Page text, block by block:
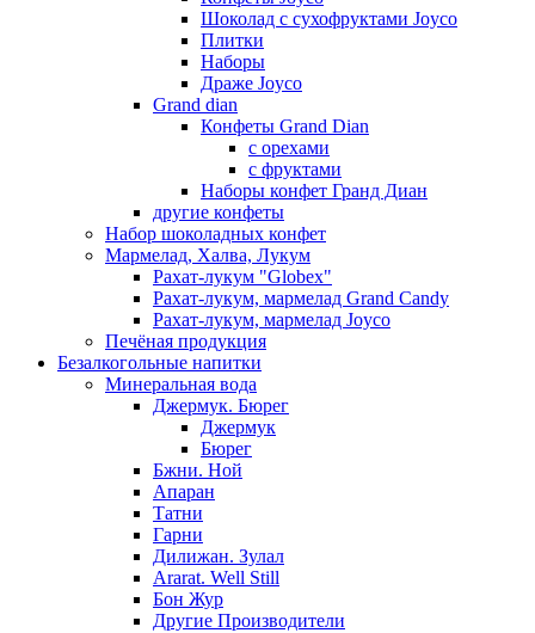
Шоколад с сухофруктами Joyco
Плитки
Наборы
Драже Joyco
Grand dian
Конфеты Grand Dian
с орехами
с фруктами
Наборы конфет Гранд Диан
другие конфеты
Набор шоколадных конфет
Мармелад, Халва, Лукум
Рахат-лукум "Globex"
Рахат-лукум, мармелад Grand Candy
Рахат-лукум, мармелад Joyco
Печёная продукция
Безалкогольные напитки
Минеральная вода
Джермук. Бюрег
Джермук
Бюрег
Бжни. Ной
Апаран
Татни
Гарни
Дилижан. Зулал
Ararat. Well Still
Бон Жур
Другие Производители